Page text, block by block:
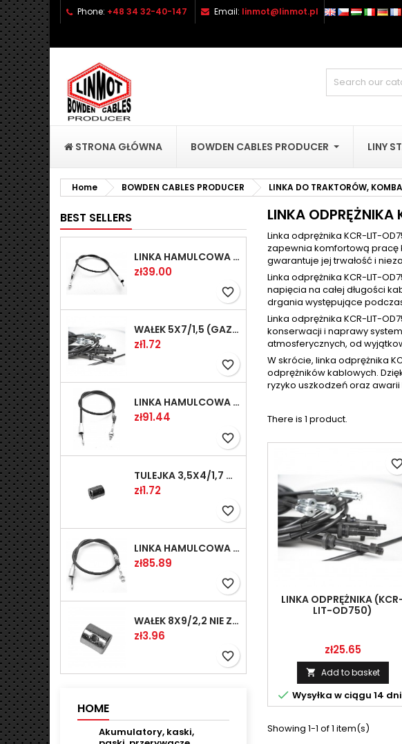
Wishlist name
((confirmMessage))
You need to be
Phone: +48 34 32-40-147 Email: linmot@linmot.pl
STRONA GŁÓWNA BOWDEN CABLES PRODUCER LINY
Home BOWDEN CABLES PRODUCER LINKA DO TRAKTORÓW,
BEST SELLERS
LINKA HAMULCOWA PRZYCZEPY KNOTT 1440/1230 33921-1.14
Price
zł39.00
favorite_border
WAŁEK 5X7/1,5 (GAZ WSK)(PR5)
Price
zł1.72
favorite_border
LINKA HAMULCOWA PRZYCZEPY KNOTT 1240/1030 33921-1.11S
Price
zł91.44
favorite_border
TULEJKA 3,5X4/1,7 GAZÓW -OCYNK
Price
zł1.72
favorite_border
LINKA HAMULCOWA PRZYCZEPY KNOTT 1040/830 33921-1.07S
Price
zł85.89
favorite_border
WAŁEK 8X9/2,2 NIE ZAMAWIAĆ
Price
zł3.96
favorite_border
HOME
Akumulatory, kaski,
LINKA
Linka odprężnika KCR-LIT-
zapewnia komfortową pracę
gwarantuje jej trwałość i
Linka odprężnika KCR-LIT-
napięcia na całej długości
drgania występujące
Linka odprężnika KCR-LIT-
konserwacji i naprawy
atmosferycznych, od
W skrócie, linka odprężnika
odprężników kablowych.
ryzyko uszkodzeń oraz awarii
There is 1 product.
LINKA ODPRĘŻNIKA
LIT-OD750)
Price
zł25.65
 Add to basket
 Wysyłka w ciągu 14 dni
Showing 1-1 of 1 item(s)